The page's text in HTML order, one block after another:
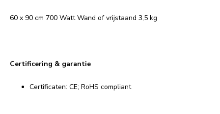
60 x 90 cm 700 Watt Wand of vrijstaand 3,5 kg
Certificering & garantie
Certificaten: CE; RoHS compliant